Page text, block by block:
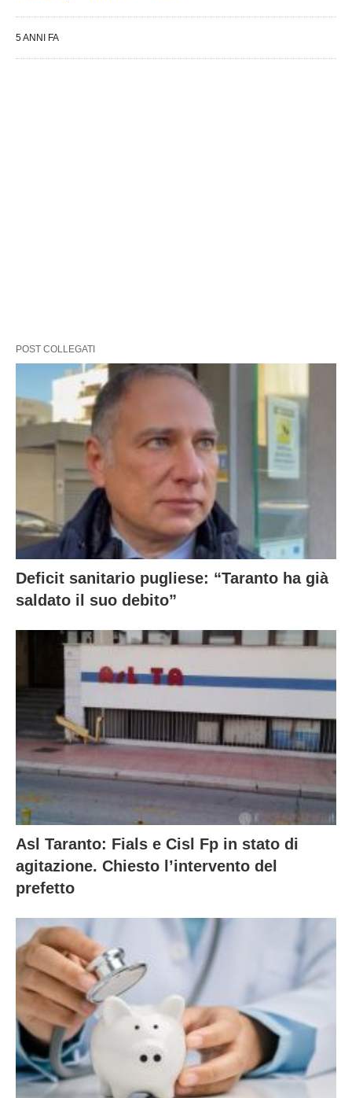
5 ANNI FA
POST COLLEGATI
Deficit sanitario pugliese: “Taranto ha già
saldato il suo debito”
Asl Taranto: Fials e Cisl Fp in stato di
agitazione. Chiesto l’intervento del
prefetto